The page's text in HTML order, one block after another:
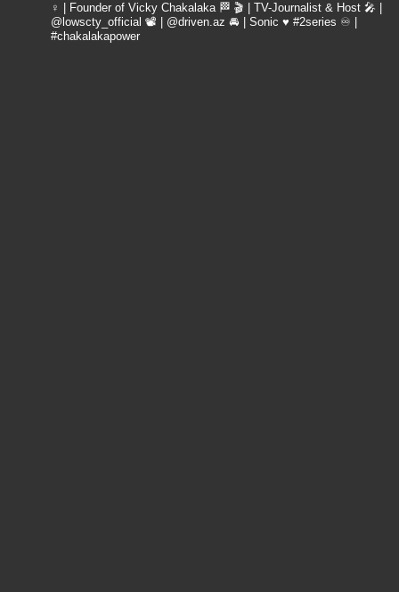
♀️ | Founder of Vicky Chakalaka 🏁 🎬 | TV-Journalist & Host🎤 |
@lowscty_official 📽 | @driven.az 🚘 | Sonic ♥️ #2series ♾️ |
#chakalakapower